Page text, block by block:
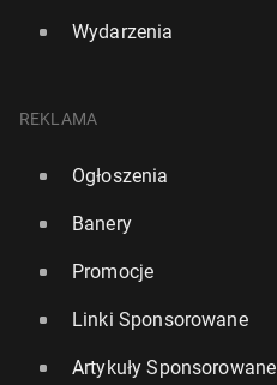
Wydarzenia
REKLAMA
Ogłoszenia
Banery
Promocje
Linki Sponsorowane
Artykuły Sponsorowane